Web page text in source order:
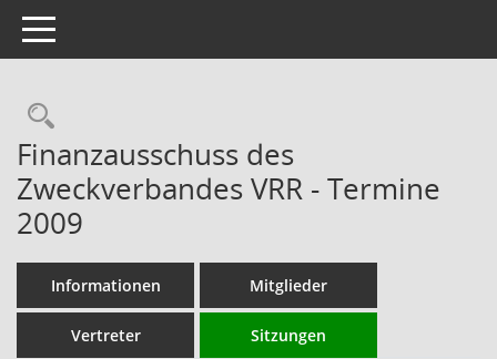
Toggle navigation
Rechercheauswahl
Finanzausschuss des
Zweckverbandes VRR - Termine
2009
Informationen Mitglieder
Vertreter Sitzungen